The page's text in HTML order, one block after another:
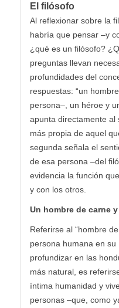
El filósofo
Al reflexionar sobre la
habría que pensar –y
¿qué es un filósofo?
preguntas llevan
profundidades del
respuestas: “un
persona–, un héroe y
apunta directamente al
más propia de aquel
segunda señala el
de esa persona –del
evidencia la función
y con los otros.
Un hombre de carne
Referirse al “hombre
persona humana en
profundizar en las
más natural, es
íntima humanidad y
personas –que, como